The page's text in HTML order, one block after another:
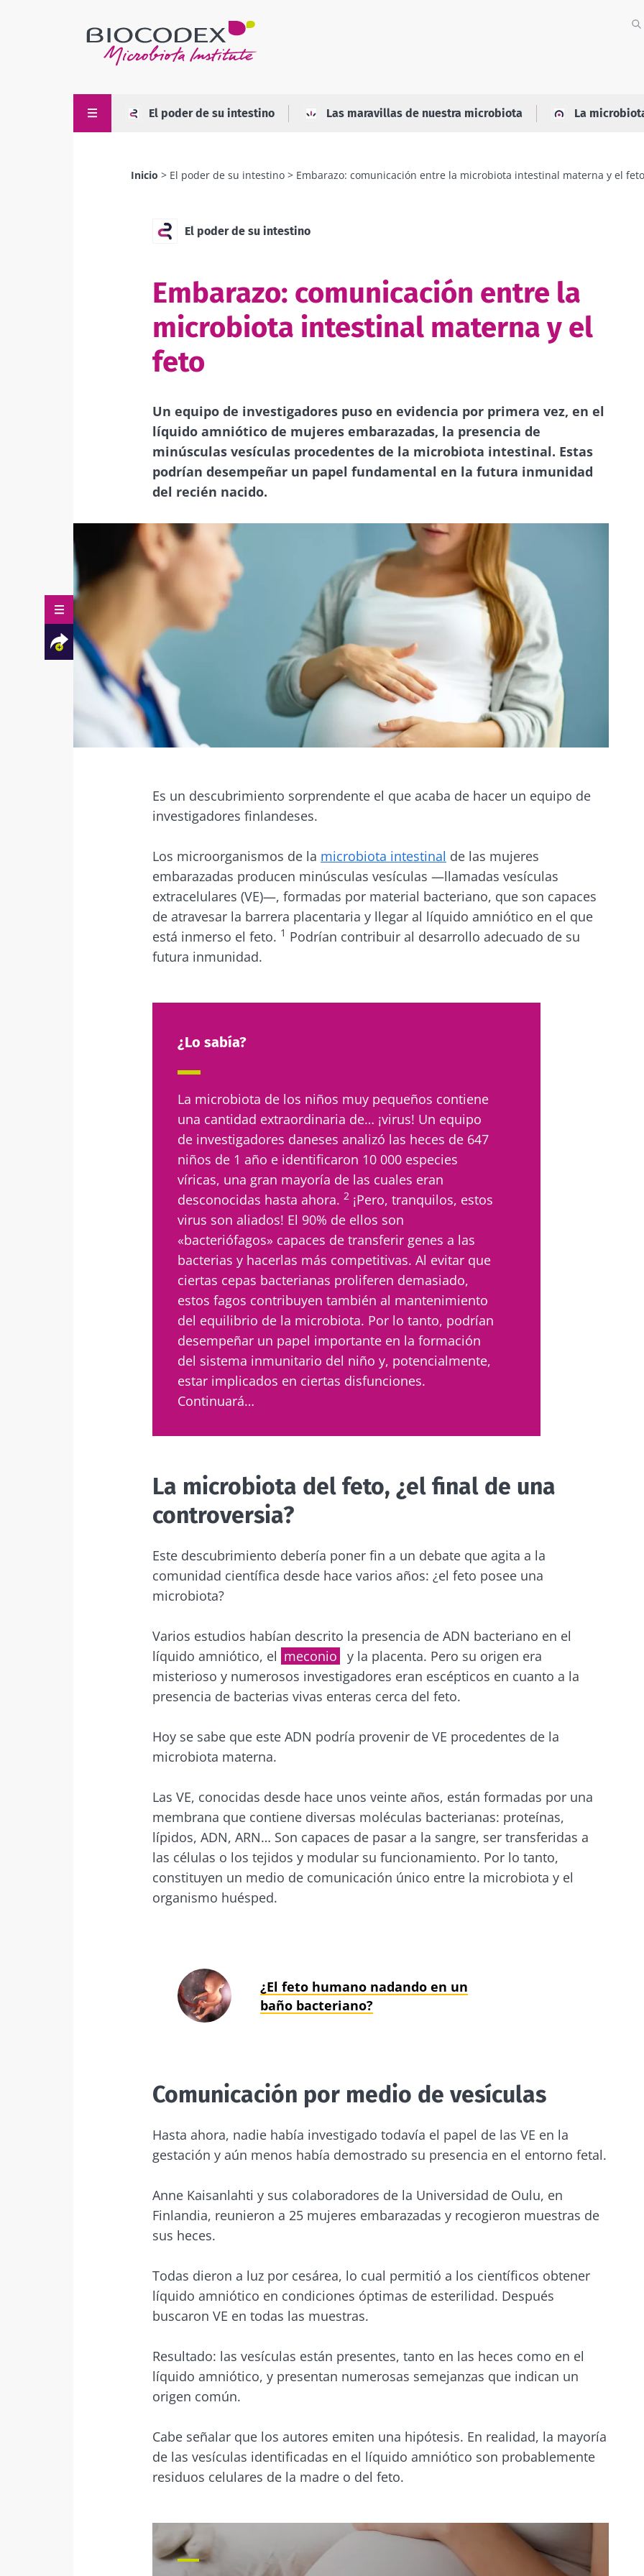
El poder de su intestino Las maravillas de nuestra microbiota La
navegación
Inicio El poder de su intestino Embarazo: comunicación entre la microbiota intestinal materna y el feto
El poder de su intestino
Embarazo: comunicación entre la
microbiota intestinal materna y el
feto
Un equipo de investigadores puso en evidencia por primera vez, en el
líquido amniótico de mujeres embarazadas, la presencia de
minúsculas vesículas procedentes de la microbiota intestinal. Estas
podrían desempeñar un papel fundamental en la futura inmunidad
del recién nacido.
Facebook
Twitter
Mail
Es un descubrimiento sorprendente el que acaba de hacer un equipo de
investigadores finlandeses.
Los microorganismos de la microbiota intestinal de las mujeres
embarazadas producen minúsculas vesículas —llamadas vesículas
extracelulares (VE)—, formadas por material bacteriano, que son capaces
de atravesar la barrera placentaria y llegar al líquido amniótico en el que
está inmerso el feto. 1 Podrían contribuir al desarrollo adecuado de su
futura inmunidad.
¿Lo sabía?
La microbiota de los niños muy pequeños contiene
una cantidad extraordinaria de… ¡virus! Un equipo
de investigadores daneses analizó las heces de 647
niños de 1 año e identificaron 10 000 especies
víricas, una gran mayoría de las cuales eran
desconocidas hasta ahora. 2 ¡Pero, tranquilos, estos
virus son aliados! El 90% de ellos son
«bacteriófagos» capaces de transferir genes a las
bacterias y hacerlas más competitivas. Al evitar que
ciertas cepas bacterianas proliferen demasiado,
estos fagos contribuyen también al mantenimiento
del equilibrio de la microbiota. Por lo tanto, podrían
desempeñar un papel importante en la formación
del sistema inmunitario del niño y, potencialmente,
estar implicados en ciertas disfunciones.
Continuará…
La microbiota del feto, ¿el final de una
controversia?
Este descubrimiento debería poner fin a un debate que agita a la
comunidad científica desde hace varios años: ¿el feto posee una
microbiota?
Varios estudios habían descrito la presencia de ADN bacteriano en el
líquido amniótico, el meconio
y la placenta. Pero su origen era
misterioso y numerosos investigadores eran escépticos en cuanto a la
presencia de bacterias vivas enteras cerca del feto.
Hoy se sabe que este ADN podría provenir de VE procedentes de la
microbiota materna.
Las VE, conocidas desde hace unos veinte años, están formadas por una
membrana que contiene diversas moléculas bacterianas: proteínas,
lípidos, ADN, ARN… Son capaces de pasar a la sangre, ser transferidas a
las células o los tejidos y modular su funcionamiento. Por lo tanto,
constituyen un medio de comunicación único entre la microbiota y el
organismo huésped.
¿El feto humano nadando en un
baño bacteriano?
Comunicación por medio de vesículas
Hasta ahora, nadie había investigado todavía el papel de las VE en la
gestación y aún menos había demostrado su presencia en el entorno fetal.
Anne Kaisanlahti y sus colaboradores de la Universidad de Oulu, en
Finlandia, reunieron a 25 mujeres embarazadas y recogieron muestras de
sus heces.
Todas dieron a luz por cesárea, lo cual permitió a los científicos obtener
líquido amniótico en condiciones óptimas de esterilidad. Después
buscaron VE en todas las muestras.
Resultado: las vesículas están presentes, tanto en las heces como en el
líquido amniótico, y presentan numerosas semejanzas que indican un
origen común.
Cabe señalar que los autores emiten una hipótesis. En realidad, la mayoría
de las vesículas identificadas en el líquido amniótico son probablemente
residuos celulares de la madre o del feto.
Redirección
Ser redirigido
Quedarse en el sitio web del Biocodex Microbiota Institute
Mantenerse informado
que le permitirá mantenerse informado sobre la microbiota
Me gustaría registrarme para recibir más noticias de Biocodex
He leído y acepto lascondiciones generalesde uso y la política de
del Biocodex Microbiota Institute
BMI 20-35
¡No se vaya tan rápido!
Únase a la comunidad de la microbiota y reciba una vez al mes "The
que le permitirá mantenerse informado sobre la microbiota
Me gustaría registrarme para recibir más noticias de Biocodex
He leído y acepto las
* Campo obligatorio
Descubrir
microbiota?
burbujeante, ácido y
rebosante de
microorganismos vivos,
el kéfir está
conquistando el
paladar ...
Más información
microbiota intestinal
Independientemente
de la preferencia
individual por el yogur
tradicional, el queso
fresco batido o el
skyr,...